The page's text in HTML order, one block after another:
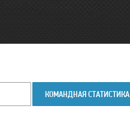
КОМАНДНАЯ СТАТИСТИКА